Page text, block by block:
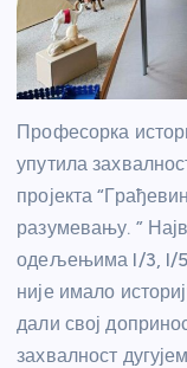
Професорка
упутила
пројекта
разумевању. ”
одељењима I/3, I/5,
није имало
дали свој
захвалност